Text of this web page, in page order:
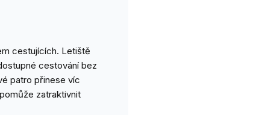
cestujících. Letiště
cestování bez
patro přinese víc
zatraktivnit